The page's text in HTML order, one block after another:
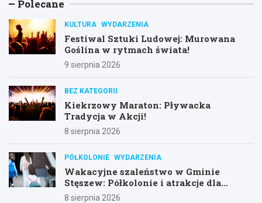
Polecane
KULTURA WYDARZENIA
Festiwal Sztuki Ludowej: Murowana
Goślina w rytmach świata!
9 sierpnia 2026
BEZ KATEGORII
Kiekrzowy Maraton: Pływacka
Tradycja w Akcji!
8 sierpnia 2026
PÓŁKOLONIE WYDARZENIA
Wakacyjne szaleństwo w Gminie
Stęszew: Półkolonie i atrakcje dla
dzieci!
8 sierpnia 2026